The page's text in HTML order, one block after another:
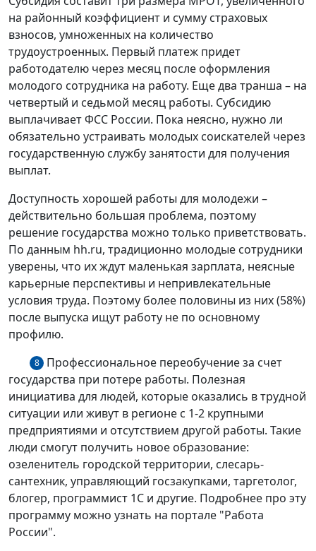
на районный коэффициент и сумму страховых
взносов, умноженных на количество
трудоустроенных. Первый платеж придет
работодателю через месяц после оформления
молодого сотрудника на работу. Еще два транша – на
четвертый и седьмой месяц работы. Субсидию
выплачивает ФСС России. Пока неясно, нужно ли
обязательно устраивать молодых соискателей через
государственную службу занятости для получения
выплат.
Доступность хорошей работы для молодежи –
действительно большая проблема, поэтому
решение государства можно только приветствовать.
По данным hh.ru, традиционно молодые сотрудники
уверены, что их ждут маленькая зарплата, неясные
карьерные перспективы и непривлекательные
условия труда. Поэтому более половины из них (58%)
после выпуска ищут работу не по основному
профилю.
8
Профессиональное переобучение за счет
государства при потере работы. Полезная
инициатива для людей, которые оказались в трудной
ситуации или живут в регионе с 1-2 крупными
предприятиями и отсутствием другой работы. Такие
люди смогут получить новое образование:
озеленитель городской территории, слесарь-
сантехник, управляющий госзакупками, таргетолог,
блогер, программист 1С и другие. Подробнее про эту
программу можно узнать на портале "Работа
России".